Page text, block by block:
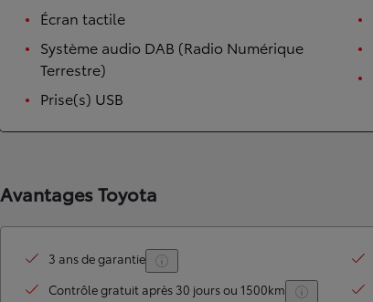
Écran tactile
Système audio DAB (Radio Numérique
Terrestre)
Prise(s) USB
Avantages Toyota
3 ans de garantie
Contrôle gratuit après 30 jours ou 1500km